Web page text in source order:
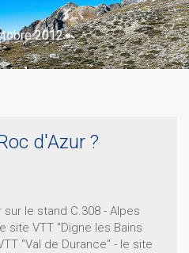
2012
d'Azur ?
le stand C.308 - Alpes
site VTT "Digne les Bains
"Val de Durance" - le site